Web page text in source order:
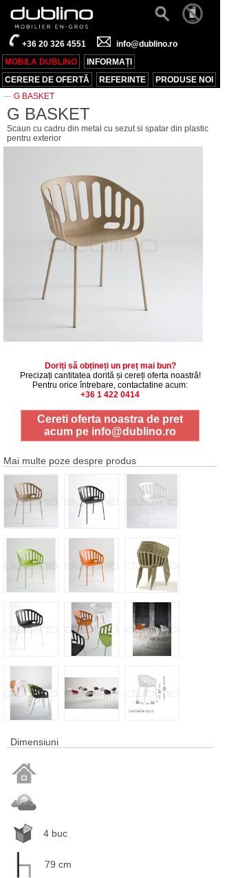
+36 20 326 4551
info@dublino.ro
MOBILA DUBLINO
INFORMAȚI
CERERE DE OFERTĂ
REFERINTE
PRODUSE NOI
— G BASKET
G BASKET
Scaun cu cadru din metal cu sezut si spatar din plastic
pentru exterior
Doriți să obțineți un preț mai bun?
Precizați cantitatea dorită și cereți oferta noastră!
Pentru orice întrebare, contactatine acum:
+36 1 422 0414
Cereti oferta noastra de pret
acum pe info@dublino.ro
Mai multe poze despre produs
Dimensiuni
4 buc
79 cm